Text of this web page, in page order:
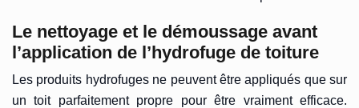
Le nettoyage et le démoussage avant
l’application de l’hydrofuge de toiture
Les produits hydrofuges ne peuvent être appliqués que sur
un toit parfaitement propre pour être vraiment efficace.